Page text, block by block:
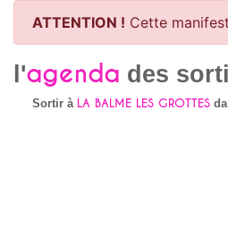
ATTENTION ! Cette
l'agenda des
Sortir à LA BALME LES GROTTES